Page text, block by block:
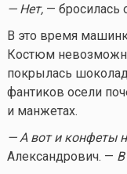
— Нет,— бросилась
В это время
Костюм
покрылась
фантиков осели
и манжетах.
— А вот и конфеты
Александрович. — В